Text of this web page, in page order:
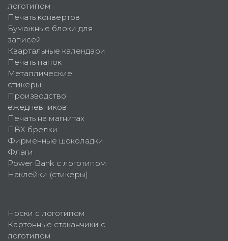
логотипом
Печать конвертов
Бумажные блоки для
записей
Квартальные календари
Печать папок
Металлические
стикеры
Производство
ежедневников
Печать на магнитах
ПВХ брелки
Фирменные шоколадки
Флаги
Power Bank с логотипом
Наклейки (стикеры)
Носки с логотипом
Картонные стаканчики с
логотипом